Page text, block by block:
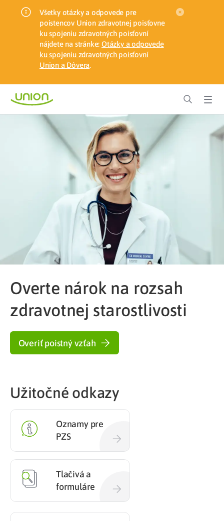
Všetky otázky a odpovede pre
poistencov Union zdravotnej poisťovne
ku spojeniu zdravotných poisťovní
nájdete na stránke: Otázky a odpovede
ku spojeniu zdravotných poisťovní
Union a Dôvera.
Overte nárok na rozsah
zdravotnej starostlivosti
Overiť poistný vzťah
Užitočné odkazy
Oznamy pre
PZS
Tlačivá a
formuláre